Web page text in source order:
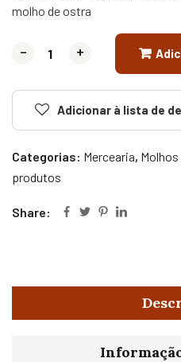
molho de ostra
- +
- +
Adicionar à lista de
Categorias: Mercearia,
produtos
Share: